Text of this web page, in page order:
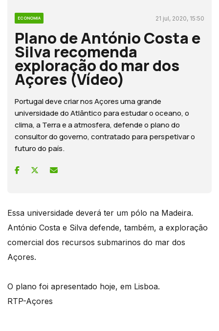
ECONOMIA 21 jul, 2020, 15:50
Plano de António Costa e
Silva recomenda
exploração do mar dos
Açores (Vídeo)
Portugal deve criar nos Açores uma grande
universidade do Atlântico para estudar o oceano, o
clima, a Terra e a atmosfera, defende o plano do
consultor do governo, contratado para perspetivar o
futuro do país.
Essa universidade deverá ter um pólo na Madeira.
António Costa e Silva defende, também, a exploração
comercial dos recursos submarinos do mar dos
Açores.
O plano foi apresentado hoje, em Lisboa.
RTP-Açores